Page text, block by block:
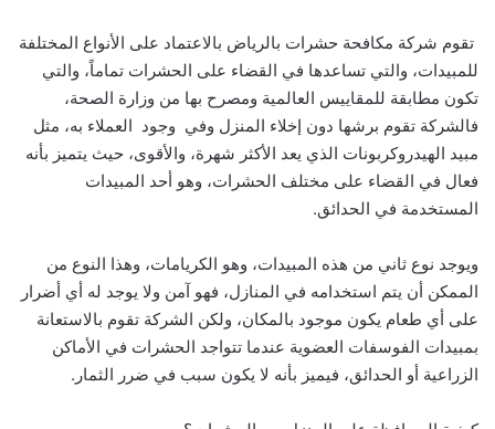
تقوم شركة مكافحة حشرات بالرياض بالاعتماد على الأنواع المختلفة
للمبيدات، والتي تساعدها في القضاء على الحشرات تماماً، والتي
تكون مطابقة للمقاييس العالمية ومصرح بها من وزارة الصحة،
فالشركة تقوم برشها دون إخلاء المنزل وفي وجود العملاء به، مثل
مبيد الهيدروكربونات الذي يعد الأكثر شهرة، والأقوى، حيث يتميز بأنه
فعال في القضاء على مختلف الحشرات، وهو أحد المبيدات
المستخدمة في الحدائق.
ويوجد نوع ثاني من هذه المبيدات، وهو الكريامات، وهذا النوع من
الممكن أن يتم استخدامه في المنازل، فهو آمن ولا يوجد له أي أضرار
على أي طعام يكون موجود بالمكان، ولكن الشركة تقوم بالاستعانة
بمبيدات الفوسفات العضوية عندما تتواجد الحشرات في الأماكن
الزراعية أو الحدائق، فيميز بأنه لا يكون سبب في ضرر الثمار.